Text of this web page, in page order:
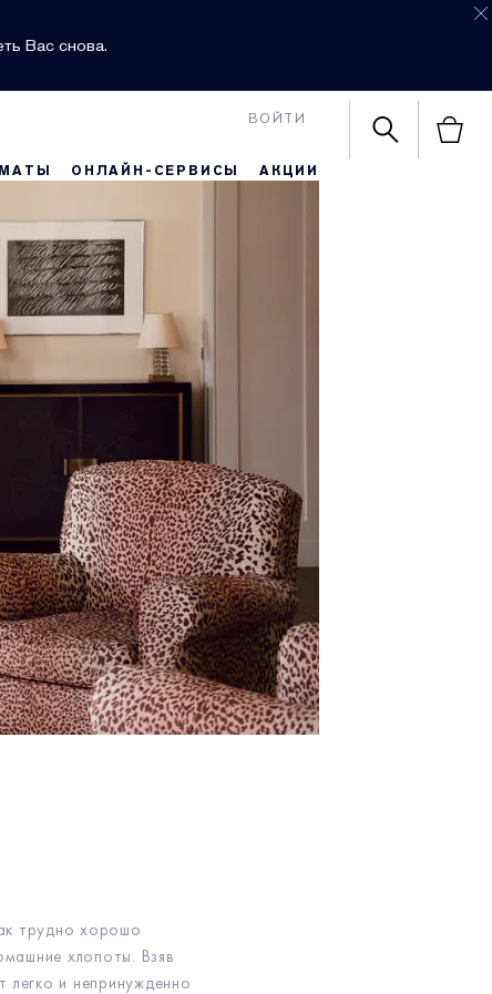
Вас снова.
ВОЙТИ
ОНЛАЙН-СЕРВИСЫ АКЦИИ
трудно хорошо
хлопоты. Взяв
легко и непринужденно